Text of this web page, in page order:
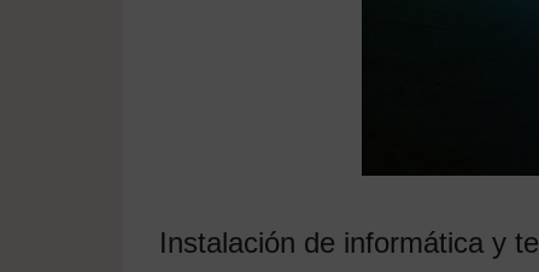
Instalación de informática y